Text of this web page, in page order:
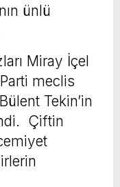
ünlü
Miray İçel
meclis
Tekin’in
Çiftin